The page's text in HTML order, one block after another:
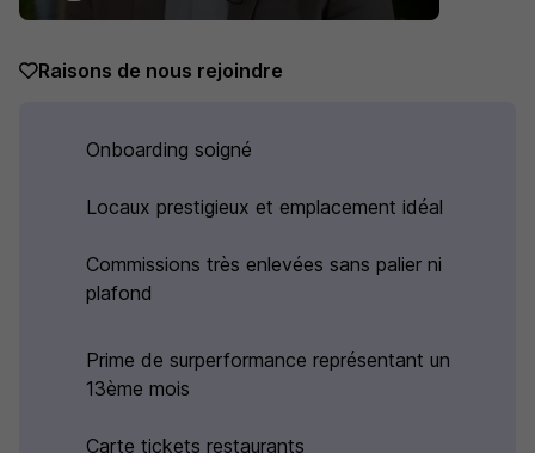
Raisons de nous rejoindre
Onboarding soigné
Locaux prestigieux et emplacement idéal
Commissions très enlevées sans palier ni
plafond
Prime de surperformance représentant un
13ème mois
Carte tickets restaurants